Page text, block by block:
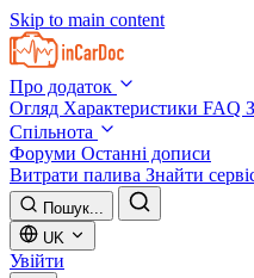
Skip to main content
Про додаток
Огляд Характеристики FAQ
Спільнота
Форуми Останні дописи
Витрати палива Знайти
Пошук...
UK
Увійти